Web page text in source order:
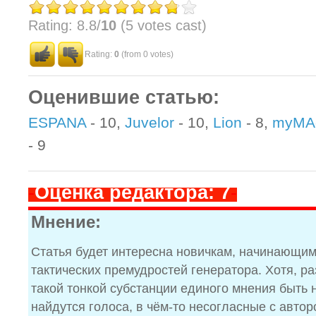
Rating: 8.8/10 (5 votes cast)
Rating: 0 (from 0 votes)
Оценившие статью:
ESPANA- 10, Juvelor - 10, Lion - 8,
- 9
-Оценка редактора: 7-
Мнение:
Статья будет интересна новичкам,
тактических премудростей генератора. Хотя,
такой тонкой субстанции единого мнения быть
найдутся голоса, в чём-то несогласные с